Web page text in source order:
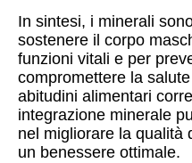
In sintesi, i minerali
sostenere il corpo
funzioni vitali e per
compromettere la
abitudini alimentari
integrazione minerale
nel migliorare la qualità
un benessere ottimale.